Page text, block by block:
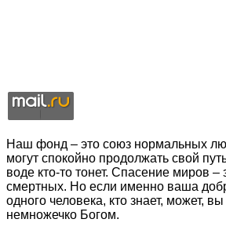
Наш фонд – это союз нормальных
могут спокойно продолжать свой
воде кто-то тонет. Спасение миров –
смертных. Но если именно ваша
одного человека, кто знает, может,
немножечко Богом.